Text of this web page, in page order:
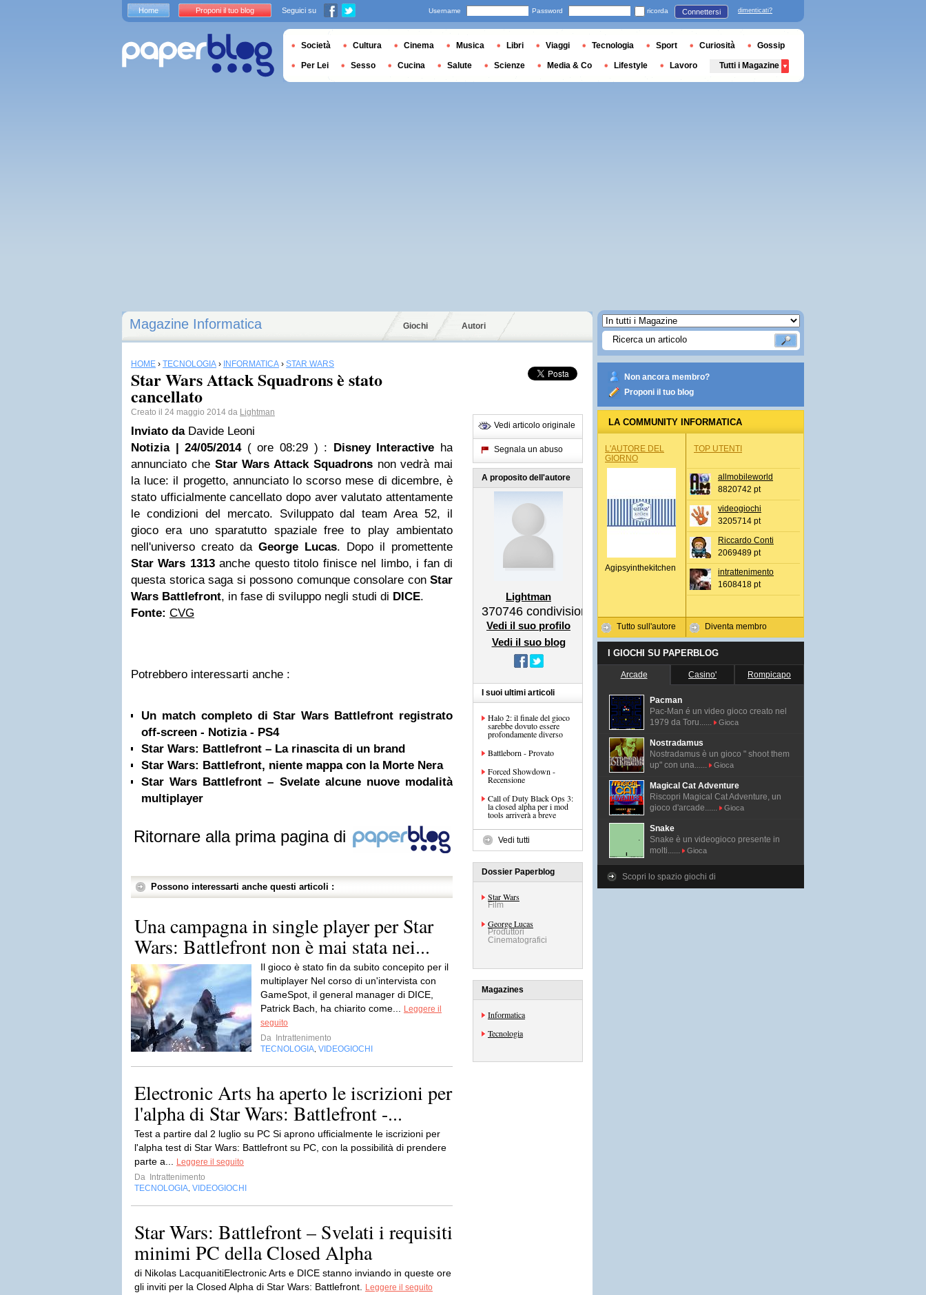
Magazine Informatica Giochi Autori
HOME › TECNOLOGIA › INFORMATICA › STAR WARS
Star Wars Attack Squadrons è stato
cancellato
Creato il 24 maggio 2014 da Lightman
Inviato da Davide Leoni
Notizia | 24/05/2014 ( ore 08:29 ) : Disney Interactive ha
annunciato che Star Wars Attack Squadronsnon vedrà mai
la luce: il progetto, annunciato lo scorso mese di dicembre, è
stato ufficialmente cancellato dopo aver valutato attentamente
le condizioni del mercato. Sviluppato dal team Area 52, il
gioco era uno sparatutto spaziale free to play ambientato
nell'universo creato da George Lucas. Dopo il promettente
Star Wars 1313anche questo titolo finisce nel limbo, i fan di
questa storica saga si possono comunque consolare con Star
Wars Battlefront, in fase di sviluppo negli studi di DICE.
Fonte: CVG
Potrebbero interessarti anche :
Un match completo di Star Wars Battlefront registrato
off-screen - Notizia - PS4
Star Wars: Battlefront – La rinascita di un brand
Star Wars: Battlefront, niente mappa con la Morte Nera
Star Wars Battlefront – Svelate alcune nuove modalità
multiplayer
Ritornare alla prima pagina di
Possono interessarti anche questi articoli :
Una campagna in single player per Star
Wars: Battlefront non è mai stata nei...
Il gioco è stato fin da subito concepito per il
multiplayer Nel corso di un'intervista con
GameSpot, il general manager di DICE,
Patrick Bach, ha chiarito come...
Leggere il
seguito
Da
Intrattenimento
TECNOLOGIA VIDEOGIOCHI
Electronic Arts ha aperto le iscrizioni per
l'alpha di Star Wars: Battlefront -...
Test a partire dal 2 luglio su PC Si aprono ufficialmente le iscrizioni per
l'alpha test di Star Wars: Battlefront su PC, con la possibilità di prendere
parte a...
Leggere il seguito
Da
Intrattenimento
TECNOLOGIA VIDEOGIOCHI
Star Wars: Battlefront – Svelati i requisiti
minimi PC della Closed Alpha
di Nikolas LacquanitiElectronic Arts e DICE stanno inviando in queste ore
gli inviti per la Closed Alpha di Star Wars: Battlefront.
Leggere il seguito
Vedi articolo originale
Segnala un abuso
A proposito dell'autore
Lightman
370746 condivisioni
Vedi il suo profilo
Vedi il suo blog
I suoi ultimi articoli
Halo 2: il finale del gioco
sarebbe dovuto essere
profondamente diverso
Battleborn - Provato
Forced Showdown -
Recensione
Call of Duty Black Ops 3:
la closed alpha per i mod
tools arriverà a breve
Vedi tutti
Dossier Paperblog
Star Wars
Film
George Lucas
Produttori
Cinematografici
Magazines
Informatica
Tecnologia
Non ancora membro?
Proponi il tuo blog
LA COMMUNITY INFORMATICA
L'AUTORE DEL
GIORNO
Agipsyinthekitchen
Tutto sull'autore
TOP UTENTI
allmobileworld
8820742 pt
videogiochi
3205714 pt
Riccardo Conti
2069489 pt
intrattenimento
1608418 pt
Diventa membro
I GIOCHI SU PAPERBLOG
Arcade Casino' Rompicapo
Pacman
Pac-Man é un video gioco creato nel
1979 da Toru......
Gioca
Nostradamus
Nostradamus è un gioco " shoot them
up" con una......
Gioca
Magical Cat Adventure
Riscopri Magical Cat Adventure, un
gioco d'arcade......
Gioca
Snake
Snake è un videogioco presente in
molti......
Gioca
Scopri lo spazio giochi di
Home Proponi il tuo blog Seguici su Username Password ricorda Connettersi dimenticati?
Società Cultura Cinema Musica Libri Viaggi Tecnologia Sport Curiosità Gossip
Per Lei Sesso Cucina Salute Scienze Media & Co Lifestyle Lavoro Tutti i Magazine